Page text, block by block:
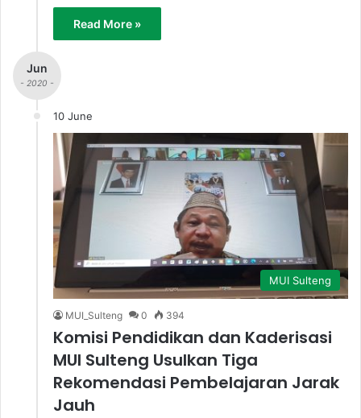
Read More »
Jun
- 2020 -
10 June
MUI Sulteng
MUI_Sulteng 0 394
Komisi Pendidikan dan Kaderisasi
MUI Sulteng Usulkan Tiga
Rekomendasi Pembelajaran Jarak
Jauh